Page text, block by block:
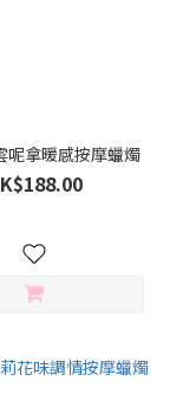
呢拿暖感按摩蠟燭